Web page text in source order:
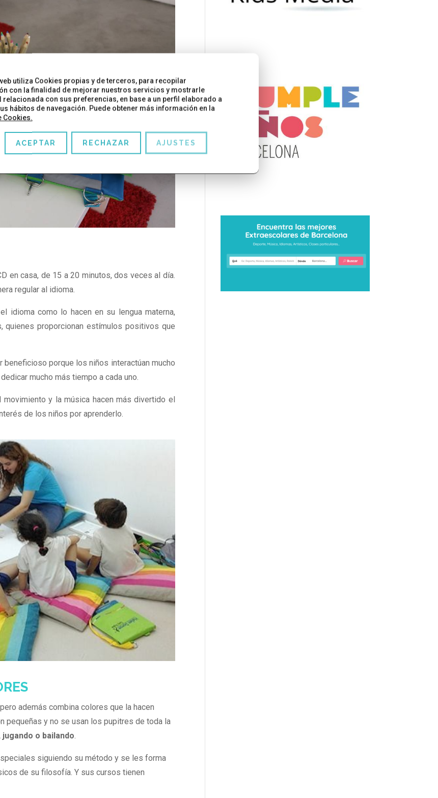
en casa, de 15 a 20 minutos, dos veces al día.
regular al idioma.
idioma como lo hacen en su lengua materna,
proporcionan estímulos positivos que
beneficioso porque los niños interactúan mucho
mucho más tiempo a cada uno.
y la música hacen más divertido el
de los niños por aprenderlo.
además combina colores que la hacen
pequeñas y no se usan los pupitres de toda la
o bailando.
siguiendo su método y se les forma
de su filosofía. Y sus cursos tienen
utiliza Cookies propias y de terceros, para recopilar
con la finalidad de mejorar nuestros servicios y mostrarle
relacionada con sus preferencias, en base a un perfil elaborado a
hábitos de navegación. Puede obtener más información en la
Cookies.
ACEPTAR RECHAZAR AJUSTES